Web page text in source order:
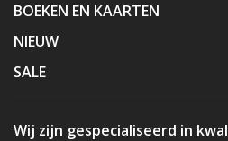
BOEKEN EN KAARTEN
NIEUW
SALE
Wij zijn gespecialiseerd in